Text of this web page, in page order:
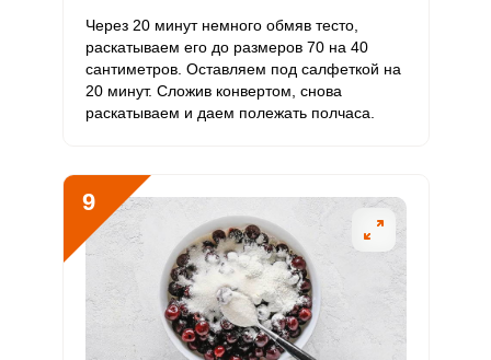
Через 20 минут немного обмяв тесто,
раскатываем его до размеров 70 на 40
сантиметров. Оставляем под салфеткой на
20 минут. Сложив конвертом, снова
раскатываем и даем полежать полчаса.
9